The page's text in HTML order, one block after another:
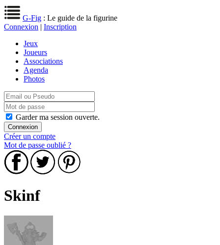
G-Fig : Le guide de la figurine
Connexion | Inscription
Jeux
Joueurs
Associations
Agenda
Photos
Garder ma session ouverte.
Créer un compte
Mot de passe oublié ?
Skinf